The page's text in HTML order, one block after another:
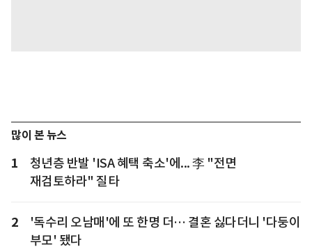
많이 본 뉴스
1
청년층 반발 'ISA 혜택 축소'에... 李 "전면
재검토하라" 질타
2
'독수리 오남매'에 또 한명 더… 결혼 싫다더니 '다둥이
부모' 됐다